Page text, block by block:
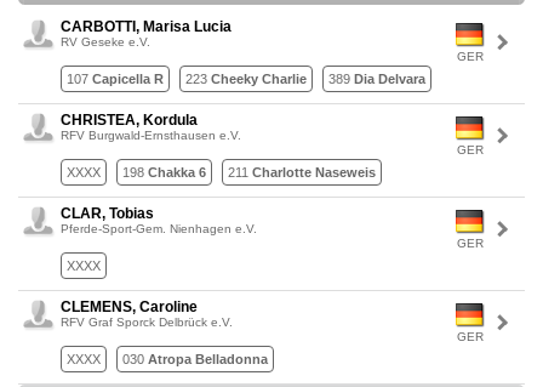
GER
CARBOTTI, Marisa Lucia
RV Geseke e.V.
107 Capicella R 223 Cheeky Charlie 389 Dia Delvara
GER
CHRISTEA, Kordula
RFV Burgwald-Ernsthausen e.V.
XXXX 198 Chakka 6 211 Charlotte Naseweis
GER
CLAR, Tobias
Pferde-Sport-Gem. Nienhagen e.V.
XXXX
GER
CLEMENS, Caroline
RFV Graf Sporck Delbrück e.V.
XXXX 030 Atropa Belladonna